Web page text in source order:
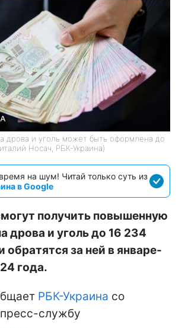
дрова и уголь может быть оформлена до
Носач, РБК-Украина)
на шум! Читай только суть из
в Google
получить повышенную
дрова и уголь до 16 234
обратятся за ней в январе-
года.
РБК-Украина со
службу